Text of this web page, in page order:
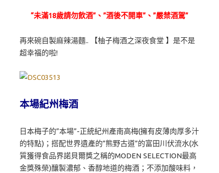
“未滿18歲請勿飲酒”、”酒後不開車”、”嚴禁酒駕”
再來碗自製麻辣湯麵.. 【柚子梅酒之深夜食堂 】是不是
超幸福的啦!
本場紀州梅酒
日本梅子的”本場”-正統紀州產南高梅(擁有皮薄肉厚多汁
的特點)；搭配世界遺產的”熊野古道”的富田川伏流水(水
質獲得食品界諾貝爾獎之稱的MODEN SELECTION最高
金獎殊榮)釀製濃郁、香醇地道的梅酒；不添加酸味料，